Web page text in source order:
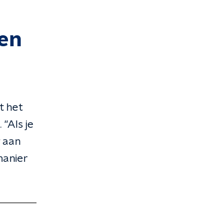
het
"Als je